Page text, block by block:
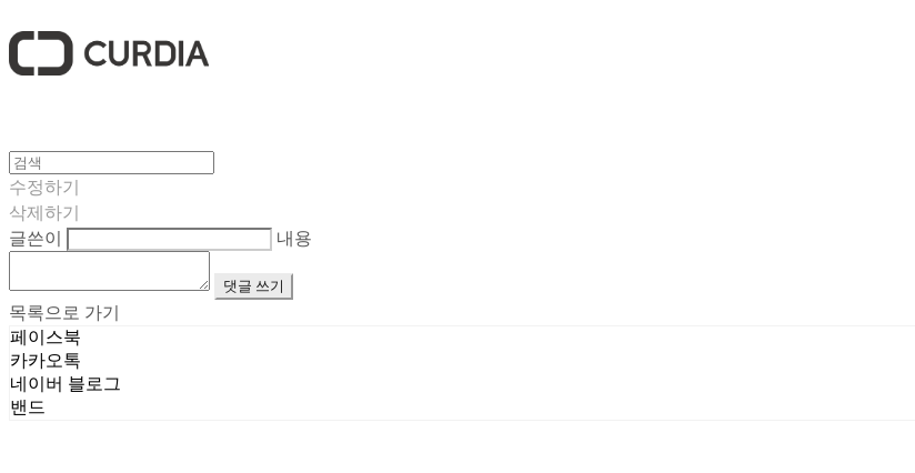
수정하기
삭제하기
글쓴이
내용
댓글 쓰기
목록으로 가기
페이스북
카카오톡
네이버 블로그
밴드